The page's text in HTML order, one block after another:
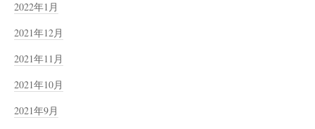
2022年1月
2021年12月
2021年11月
2021年10月
2021年9月